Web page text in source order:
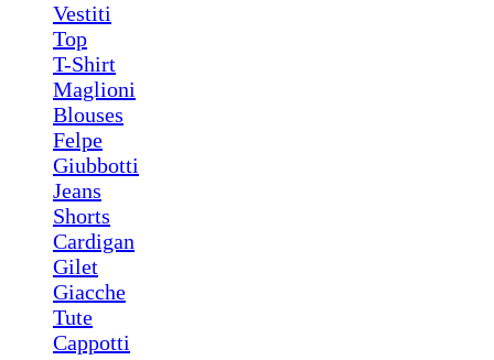
Vestiti
Top
T-Shirt
Maglioni
Blouses
Felpe
Giubbotti
Jeans
Shorts
Cardigan
Gilet
Giacche
Tute
Cappotti